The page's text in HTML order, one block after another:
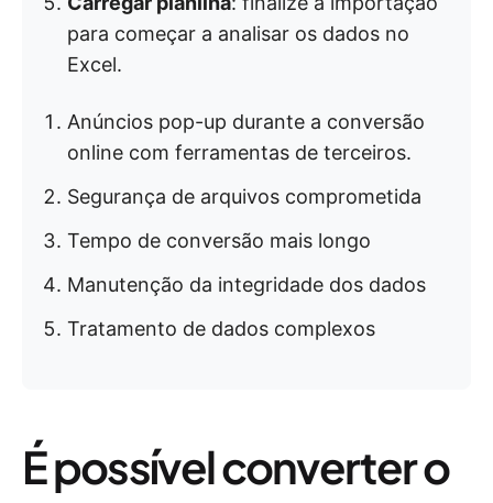
para começar a analisar os dados no
Excel.
Anúncios pop-up durante a conversão
online com ferramentas de terceiros.
Segurança de arquivos comprometida
Tempo de conversão mais longo
Manutenção da integridade dos dados
Tratamento de dados complexos
É possível converter o